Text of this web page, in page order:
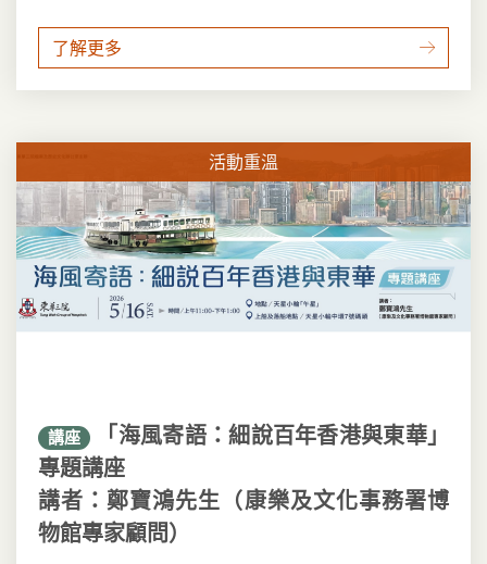
了解更多
活動重溫
講座
「海風寄語：細說百年香港與東華」
專題講座
講者：鄭寶鴻先生（康樂及文化事務署博
物館專家顧問）